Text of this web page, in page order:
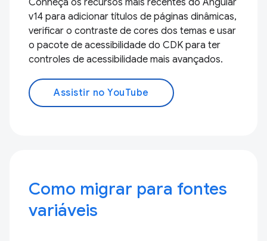
Conheça os recursos mais recentes do Angular
v14 para adicionar títulos de páginas dinâmicas,
verificar o contraste de cores dos temas e usar
o pacote de acessibilidade do CDK para ter
controles de acessibilidade mais avançados.
Assistir no YouTube
Como migrar para fontes
variáveis